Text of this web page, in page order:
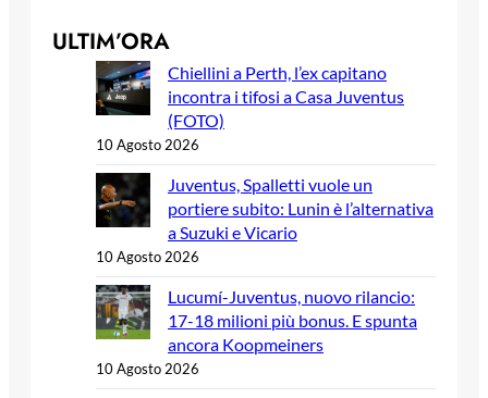
ULTIM’ORA
Chiellini a Perth, l’ex capitano
incontra i tifosi a Casa Juventus
(FOTO)
10 Agosto 2026
Juventus, Spalletti vuole un
portiere subito: Lunin è l’alternativa
a Suzuki e Vicario
10 Agosto 2026
Lucumí-Juventus, nuovo rilancio:
17-18 milioni più bonus. E spunta
ancora Koopmeiners
10 Agosto 2026